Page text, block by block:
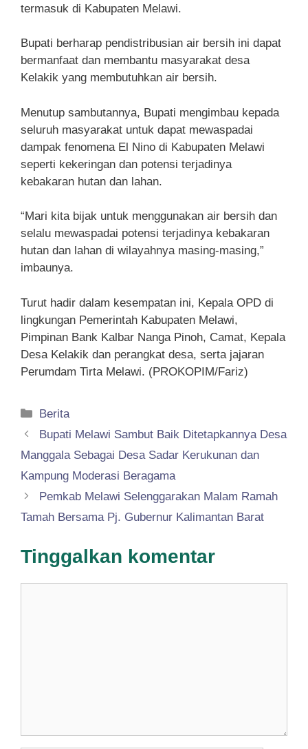
termasuk di Kabupaten Melawi.
Bupati berharap pendistribusian air bersih ini dapat
bermanfaat dan membantu masyarakat desa
Kelakik yang membutuhkan air bersih.
Menutup sambutannya, Bupati mengimbau kepada
seluruh masyarakat untuk dapat mewaspadai
dampak fenomena El Nino di Kabupaten Melawi
seperti kekeringan dan potensi terjadinya
kebakaran hutan dan lahan.
“Mari kita bijak untuk menggunakan air bersih dan
selalu mewaspadai potensi terjadinya kebakaran
hutan dan lahan di wilayahnya masing-masing,”
imbaunya.
Turut hadir dalam kesempatan ini, Kepala OPD di
lingkungan Pemerintah Kabupaten Melawi,
Pimpinan Bank Kalbar Nanga Pinoh, Camat, Kepala
Desa Kelakik dan perangkat desa, serta jajaran
Perumdam Tirta Melawi. (PROKOPIM/Fariz)
Kategori
Berita
Bupati Melawi Sambut Baik Ditetapkannya Desa
Manggala Sebagai Desa Sadar Kerukunan dan
Kampung Moderasi Beragama
Pemkab Melawi Selenggarakan Malam Ramah
Tamah Bersama Pj. Gubernur Kalimantan Barat
Tinggalkan komentar